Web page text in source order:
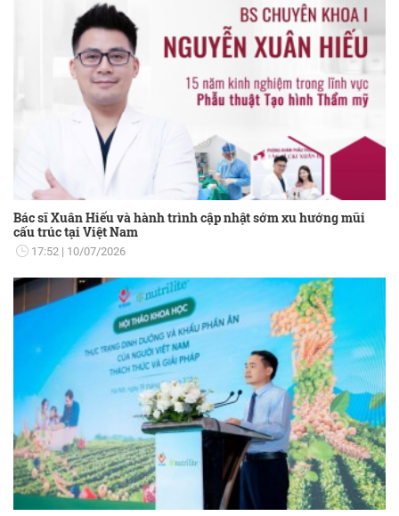
Bác sĩ Xuân Hiếu và hành trình cập nhật sớm xu hướng mũi
cấu trúc tại Việt Nam
17:52 10/07/2026